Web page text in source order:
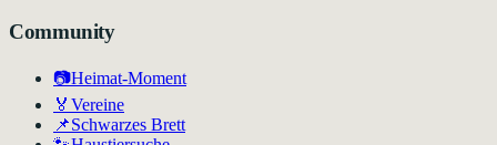
Community
📷Heimat-Moment
🏅 Vereine
📌Schwarzes Brett